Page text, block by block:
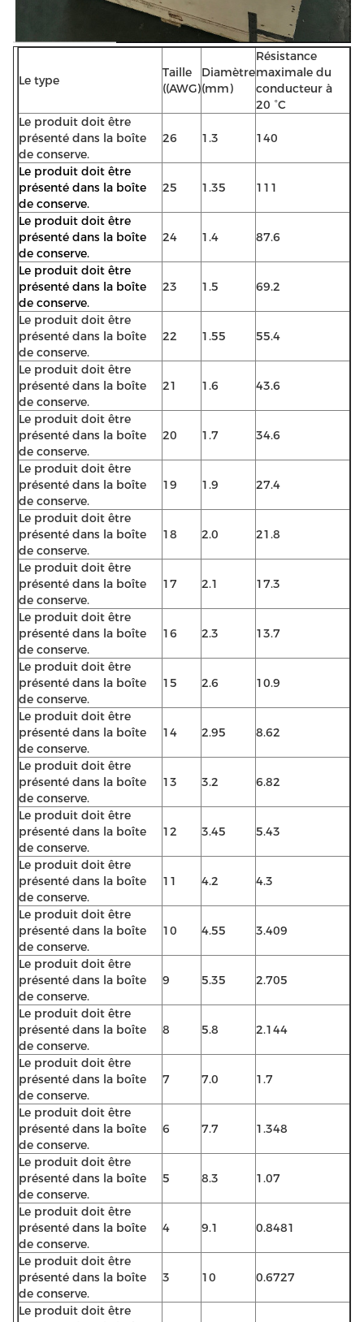
Le type
Taille
((AWG)
Diamètre
(mm)
Résistance
maximale du
conducteur à
20 °C
Le produit doit être
présenté dans la boîte
de conserve.
26 1.3 140
Le produit doit être
présenté dans la boîte
de conserve.
25 1.35 111
Le produit doit être
présenté dans la boîte
de conserve.
24 1.4 87.6
Le produit doit être
présenté dans la boîte
de conserve.
23 1.5 69.2
Le produit doit être
présenté dans la boîte
de conserve.
22 1.55 55.4
Le produit doit être
présenté dans la boîte
de conserve.
21 1.6 43.6
Le produit doit être
présenté dans la boîte
de conserve.
20 1.7 34.6
Le produit doit être
présenté dans la boîte
de conserve.
19 1.9 27.4
Le produit doit être
présenté dans la boîte
de conserve.
18 2.0 21.8
Le produit doit être
présenté dans la boîte
de conserve.
17 2.1 17.3
Le produit doit être
présenté dans la boîte
de conserve.
16 2.3 13.7
Le produit doit être
présenté dans la boîte
de conserve.
15 2.6 10.9
Le produit doit être
présenté dans la boîte
de conserve.
14 2.95 8.62
Le produit doit être
présenté dans la boîte
de conserve.
13 3.2 6.82
Le produit doit être
présenté dans la boîte
de conserve.
12 3.45 5.43
Le produit doit être
présenté dans la boîte
de conserve.
11 4.2 4.3
Le produit doit être
présenté dans la boîte
de conserve.
10 4.55 3.409
Le produit doit être
présenté dans la boîte
de conserve.
9 5.35 2.705
Le produit doit être
présenté dans la boîte
de conserve.
8 5.8 2.144
Le produit doit être
présenté dans la boîte
de conserve.
7 7.0 1.7
Le produit doit être
présenté dans la boîte
de conserve.
6 7.7 1.348
Le produit doit être
présenté dans la boîte
de conserve.
5 8.3 1.07
Le produit doit être
présenté dans la boîte
de conserve.
4 9.1 0.8481
Le produit doit être
présenté dans la boîte
de conserve.
3 10 0.6727
Le produit doit être